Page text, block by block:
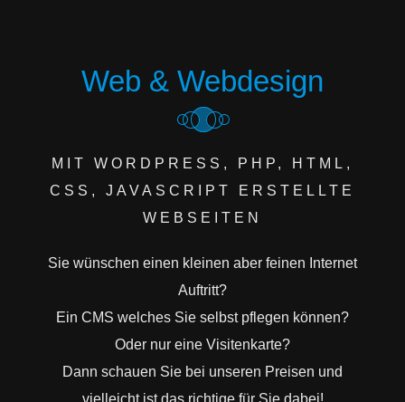
Web & Webdesign
MIT WORDPRESS, PHP, HTML,
CSS, JAVASCRIPT ERSTELLTE
WEBSEITEN
Sie wünschen einen kleinen aber feinen Internet
Auftritt?
Ein CMS welches Sie selbst pflegen können?
Oder nur eine Visitenkarte?
Dann schauen Sie bei unseren Preisen und
vielleicht ist das richtige für Sie dabei!